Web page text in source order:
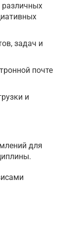
задач и
почте
и
для